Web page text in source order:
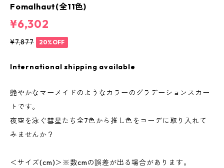
Fomalhaut(全11色)
¥6,302
¥7,877 20%OFF
International shipping available
艶やかなマーメイドのようなカラーのグラデーションスカー
トです。
夜空を泳ぐ彗星たち全7色から推し色をコーデに取り入れて
みませんか？
＜サイズ(cm)＞※数cmの誤差が出る場合があります。